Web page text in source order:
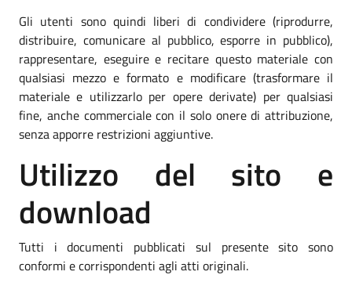
Gli utenti sono quindi liberi di condividere (riprodurre,
distribuire, comunicare al pubblico, esporre in pubblico),
rappresentare, eseguire e recitare questo materiale con
qualsiasi mezzo e formato e modificare (trasformare il
materiale e utilizzarlo per opere derivate) per qualsiasi
fine, anche commerciale con il solo onere di attribuzione,
senza apporre restrizioni aggiuntive.
Utilizzo del sito e
download
Tutti i documenti pubblicati sul presente sito sono
conformi e corrispondenti agli atti originali.